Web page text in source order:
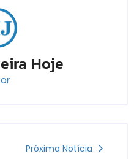
Hoje
Próxima Notícia